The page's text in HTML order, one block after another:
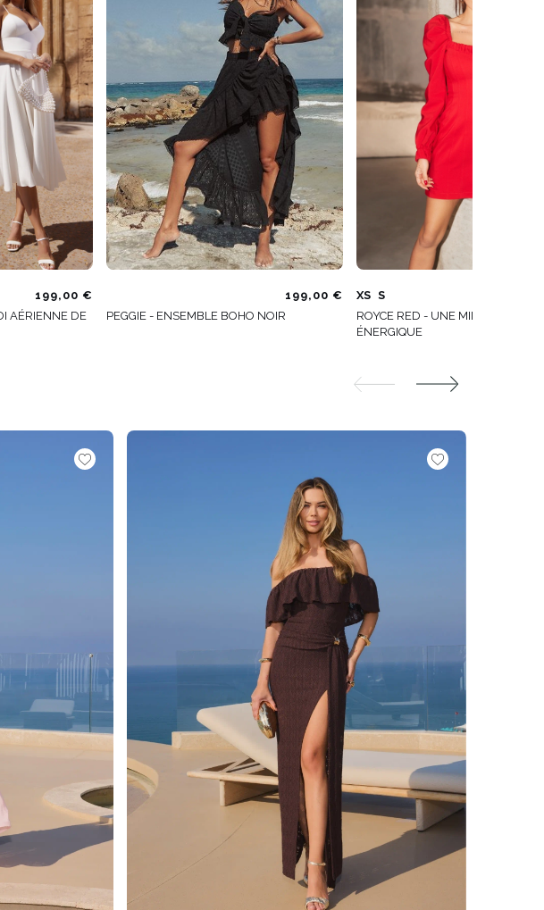
199,00 €
AÉRIENNE DE
199,00 €
PEGGIE - ENSEMBLE BOHO NOIR
XS S
ROYCE RED - UNE MINI DANS
ÉNERGIQUE